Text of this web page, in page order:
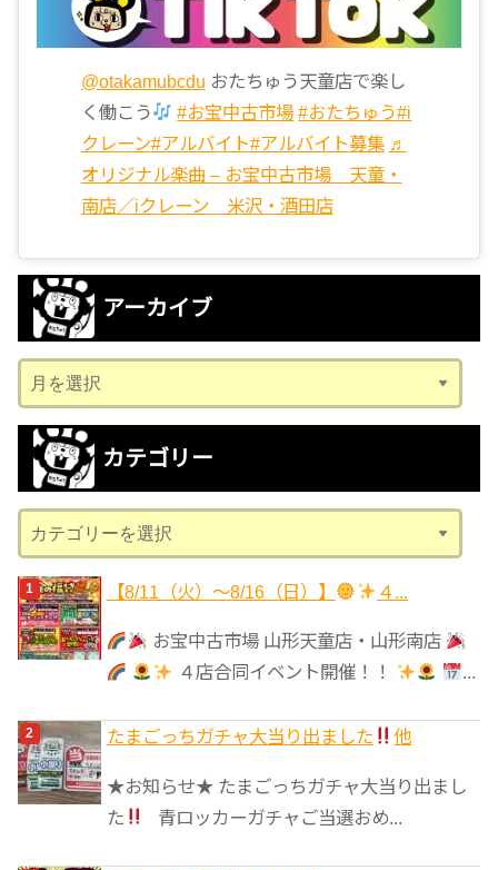
@otakamubcdu おたちゅう天童店で楽し
く働こう
#お宝中古市場 #おたちゅう#i
クレーン#アルバイト#アルバイト募集 ♬
オリジナル楽曲 – お宝中古市場 天童・
南店／iクレーン 米沢・酒田店
アーカイブ
ー
カ
ブ
カテゴリー
テ
ゴ
リ
ー
【8/11（火）～8/16（日）】 ４...
お宝中古市場 山形天童店・山形南店
４店合同イベント開催！！
...
たまごっちガチャ大当り出ました 他
★お知らせ★ たまごっちガチャ大当り出まし
た
青ロッカーガチャご当選おめ...